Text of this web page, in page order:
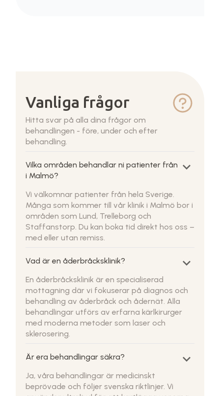
Vanliga frågor
Hitta svar på alla dina frågor om
behandlingen - före, under och efter
behandling.
Vilka områden behandlar ni patienter från
i Malmö?
keyboard_arrow_down
Vi välkomnar patienter från hela Sverige.
Många som kommer till vår klinik i Malmö bor i
områden som Lund, Trelleborg och
Staffanstorp. Du kan boka tid direkt hos oss –
med eller utan remiss.
Vad är en åderbråcksklinik? keyboard_arrow_down
En åderbråcksklinik är en specialiserad
mottagning där vi fokuserar på diagnos och
behandling av åderbråck och ådernät. Alla
behandlingar utförs av erfarna kärlkirurger
med moderna metoder som laser och
sklerosering.
Är era behandlingar säkra? keyboard_arrow_down
Ja, våra behandlingar är medicinskt
beprövade och följer svenska riktlinjer. Vi